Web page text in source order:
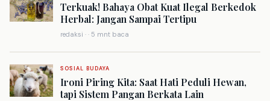
Terkuak! Bahaya Obat Kuat Ilegal Berkedok
Herbal: Jangan Sampai Tertipu
redaksi · · 5 mnt baca
SOSIAL BUDAYA
Ironi Piring Kita: Saat Hati Peduli Hewan,
tapi Sistem Pangan Berkata Lain